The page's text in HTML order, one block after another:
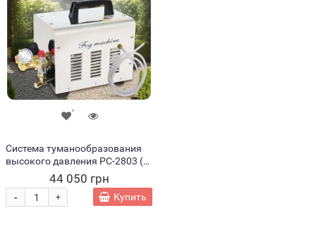
Система туманообразования
высокого давления PC-2803 (
расход воды 3 л/мин.
макс.давление- 6 МПа ) 1843
(JS)
44 050 грн
+
- Купить